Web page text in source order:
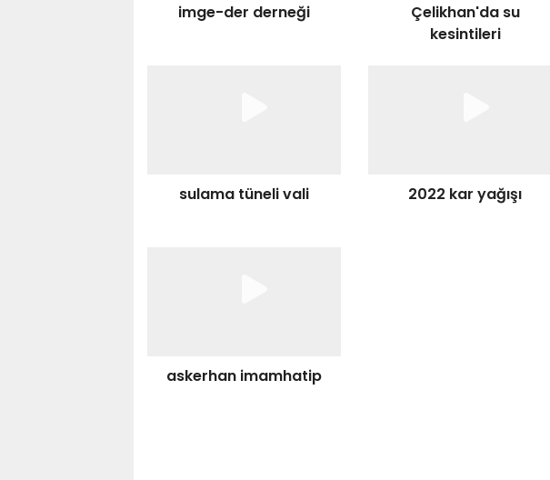
imge-der derneği
Çelikhan'da su
kesintileri
sulama tüneli vali 2022 kar yağışı
askerhan imamhatip